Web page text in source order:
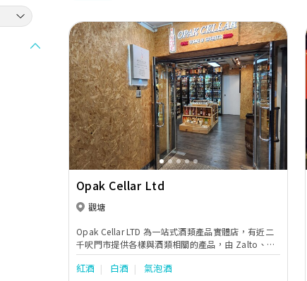
Previous Next
Opak Cellar Ltd
觀塘
Opak Cellar LTD 為一站式酒類產品實體店，有近二
千呎門市提供各樣與酒類相關的產品，由 Zalto、
Lehmann 酒具 Wine Accessories 至各國葡萄酒
Wine、威士忌 Whisky、干邑 Cognac、香檳
紅酒 白酒 氣泡酒